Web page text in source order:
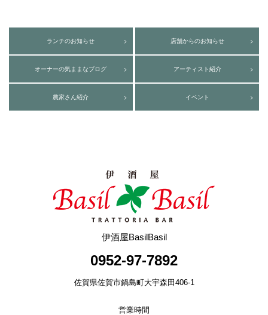
ランチのお知らせ 店舗からのお知らせ
オーナーの気ままなブログ アーティスト紹介
農家さん紹介 イベント
伊酒屋BasilBasil
0952-97-7892
佐賀県佐賀市鍋島町大宇森田406-1
営業時間